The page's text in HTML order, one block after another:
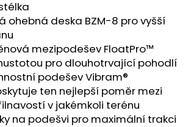
ohebná deska BZM-8 pro vyšší
mezipodešev FloatPro™
pro dlouhotrvající pohodlí
podešev Vibram®
ten nejlepší poměr mezi
v jakémkoli terénu
na podešvi pro maximální trakci